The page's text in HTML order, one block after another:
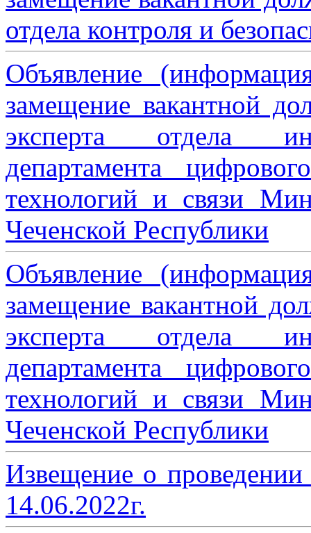
отдела контроля и
Объявление
замещение вакантной
эксперта отдела
департамента
технологий и связи
Чеченской Республики
Объявление
замещение вакантной
эксперта отдела
департамента
технологий и связи
Чеченской Республики
Извещение о
14.06.2022г.